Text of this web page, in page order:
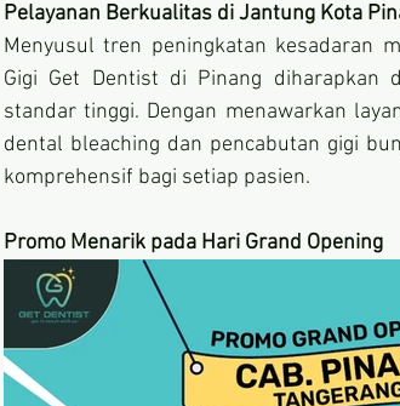
Pelayanan Berkualitas di Jantung Kota
Menyusul tren peningkatan kesadaran
Gigi Get Dentist di Pinang diharapkan
standar tinggi. Dengan menawarkan
dental bleaching dan pencabutan gigi
komprehensif bagi setiap pasien.
Promo Menarik pada Hari Grand Opening